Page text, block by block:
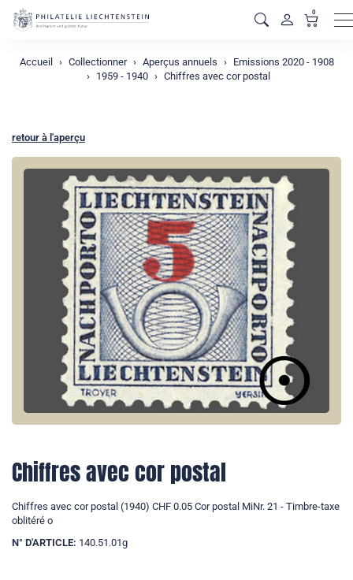
0
Accueil Collectionner Aperçus annuels
Emissions 2020 - 1908
1959 - 1940
Chiffres avec cor postal
retour à l'aperçu
Chiffres avec cor postal
Chiffres avec cor postal (1940) CHF 0.05 Cor postal MiNr. 21 - Timbre-taxe
oblitéré o
N° D'ARTICLE: 140.51.01g